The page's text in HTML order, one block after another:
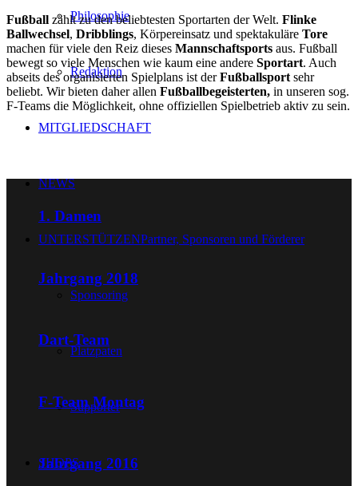
Philosophie
Redaktion
MITGLIEDSCHAFT
NEWS
UNTERSTÜTZENPartner, Sponsoren und Förderer
Sponsoring
Platzpaten
Supporter
SHOPS
Fußball zählt zu den beliebtesten Sportarten der Welt. Flinke
Ballwechsel, Dribblings, Körpereinsatz und spektakuläre Tore
machen für viele den Reiz dieses Mannschaftsports aus. Fußball
bewegt so viele Menschen wie kaum eine andere Sportart. Auch
abseits des organisierten Spielplans ist derFußballsport sehr
beliebt. Wir bieten daher allen Fußballbegeisterten, in unseren sog.
F-Teams die Möglichkeit, ohne offiziellen Spielbetrieb aktiv zu sein.
1. Damen
Jahrgang 2018
Dart-Team
F-Team Montag
Jahrgang 2016